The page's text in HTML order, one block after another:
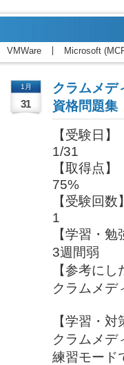
VMWare Microsoft
1月
31
クラムメデ
資格問題集
【受験日】
1/31
【取得点】
75%
【受験回数
1
【学習・
3週間弱
【参考に
クラムメデ
【学習・
クラムメデ
練習モード